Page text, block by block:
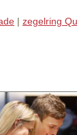
| zegelring